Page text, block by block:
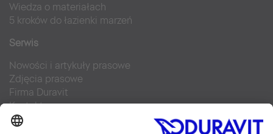
Wiedza o materiałach
5 kroków do łazienki marzeń
Serwis
Nowości i artykuły prasowe
Zdjęcia prasowe
Firma Duravit
Kontakt
Najczęściej zadawane pytania